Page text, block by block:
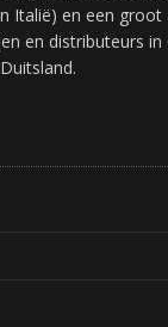
Italië) en een groot
en distributeurs in